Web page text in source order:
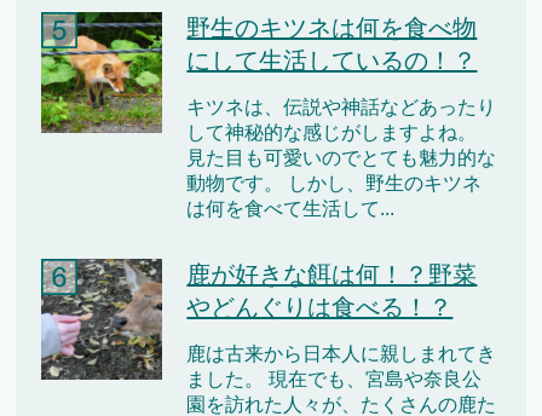
野生のキツネは何を食べ物
にして生活しているの！？
キツネは、伝説や神話などあったり
して神秘的な感じがしますよね。
見た目も可愛いのでとても魅力的な
動物です。 しかし、野生のキツネ
は何を食べて生活して...
鹿が好きな餌は何！？野菜
やどんぐりは食べる！？
鹿は古来から日本人に親しまれてき
ました。 現在でも、宮島や奈良公
園を訪れた人々が、たくさんの鹿た